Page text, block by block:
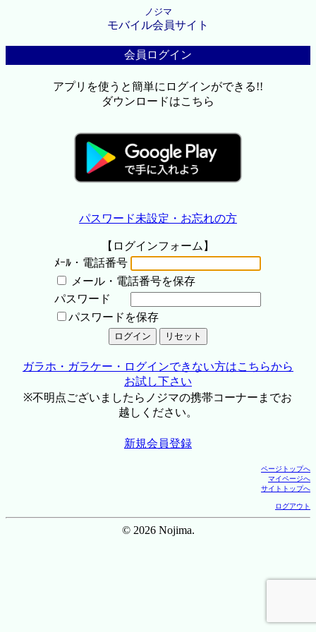
ノジマ
モバイル会員サイト
会員ログイン
アプリを使うと簡単にログインができる!!
ダウンロードはこちら
パスワード未設定・お忘れの方
【ログインフォーム】
ﾒｰﾙ・電話番号
メール・電話番号を保存
パスワード
パスワードを保存
ガラホ・ガラケー・ログインできない方はこちらから
お試し下さい
※不明点ございましたらノジマの携帯コーナーまでお
越しください。
新規会員登録
ページトップへ
マイページへ
サイトトップへ
ログアウト
© 2026 Nojima.